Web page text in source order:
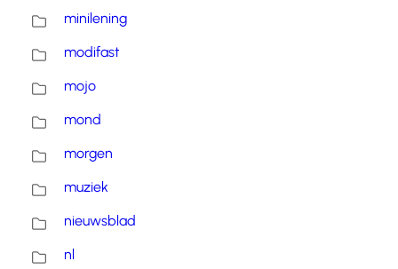
minilening
modifast
mojo
mond
morgen
muziek
nieuwsblad
nl